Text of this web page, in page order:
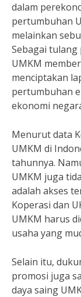
dalam
pertumbuhan
melainkan
Sebagai
UMKM
menciptakan
pertumbuhan
ekonomi
Menurut data
UMKM di
tahunnya.
UMKM juga
adalah akses
Koperasi dan
UMKM harus
usaha yang
Selain itu,
promosi juga
daya saing